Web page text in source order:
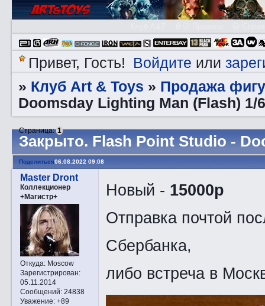
Привет, Гость! Войдите или
» Клуб Art & Toys » Продажа
Doomsday Lighting Man (Flash) 1/
Закрытo. Flash Point Studio -
Страница:1
Поделиться06.08.2022 09:08
Master Dront
Коллекционер
+Магистр+
Откуда:Moscow
Зарегистрирован:
05.11.2014
Сообщений:24838
Уважение: +89
Новый - 15000р
Отправка почтой
Сбербанка,
либо встреча в